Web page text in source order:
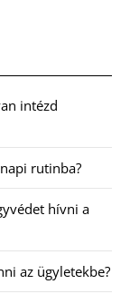
intézd
rutinba?
hívni a
az ügyletekbe?